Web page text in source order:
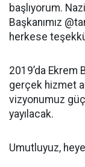
başlıyorum.
Başkanımız
herkese
2019’da Ekrem
gerçek hizmet
vizyonumuz
yayılacak.
Umutluyuz,